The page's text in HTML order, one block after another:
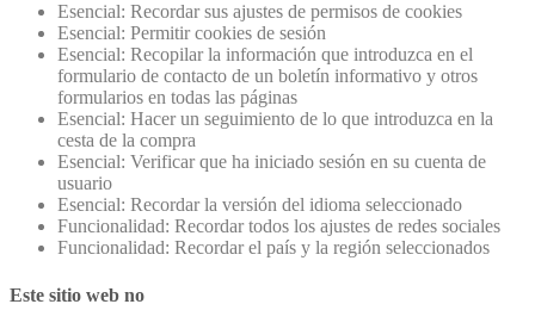
Esencial: Recordar sus ajustes de permisos de cookies
Esencial: Permitir cookies de sesión
Esencial: Recopilar la información que introduzca en el
formulario de contacto de un boletín informativo y otros
formularios en todas las páginas
Esencial: Hacer un seguimiento de lo que introduzca en la
cesta de la compra
Esencial: Verificar que ha iniciado sesión en su cuenta de
usuario
Esencial: Recordar la versión del idioma seleccionado
Funcionalidad: Recordar todos los ajustes de redes sociales
Funcionalidad: Recordar el país y la región seleccionados
Este sitio web no